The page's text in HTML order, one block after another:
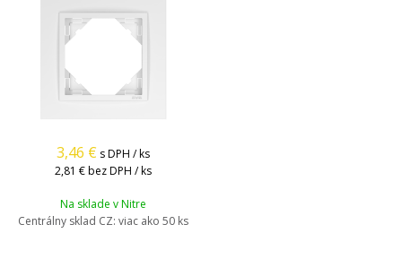
3,46 € s DPH / ks
2,81 € bez DPH / ks
Na sklade v Nitre
Centrálny sklad CZ: viac ako 50 ks